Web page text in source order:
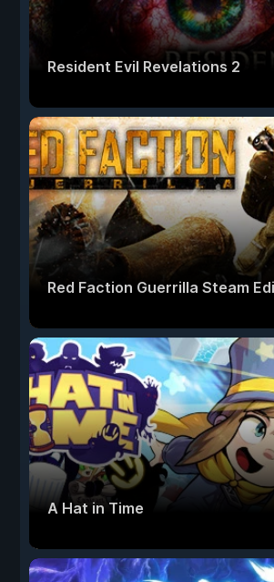
Resident Evil Revelations 2
Red Faction Guerrilla Steam
A Hat in Time